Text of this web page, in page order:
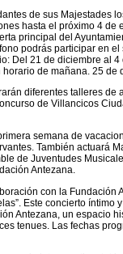
de sus Majestades
hasta el próximo 4 de
principal del
podrás participar en
Del 21 de diciembre al
de mañana. 25 de
diferentes talleres de
de Villancicos
semana de
También actuará
de Juventudes
Antezana.
con la Fundación
Este concierto íntimo
Antezana, un espacio
tenues. Las fechas